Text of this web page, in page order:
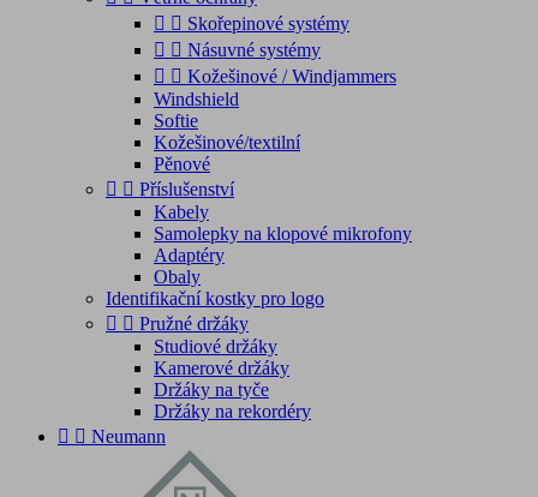
  Skořepinové systémy
  Násuvné systémy
  Kožešinové / Windjammers
Windshield
Softie
Kožešinové/textilní
Pěnové
  Příslušenství
Kabely
Samolepky na klopové mikrofony
Adaptéry
Obaly
Identifikační kostky pro logo
  Pružné držáky
Studiové držáky
Kamerové držáky
Držáky na tyče
Držáky na rekordéry
  Neumann